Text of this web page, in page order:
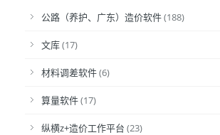
公路（养护、广东）造价软件(188)
文库(17)
材料调差软件(6)
算量软件(17)
纵横z+造价工作平台 (23)